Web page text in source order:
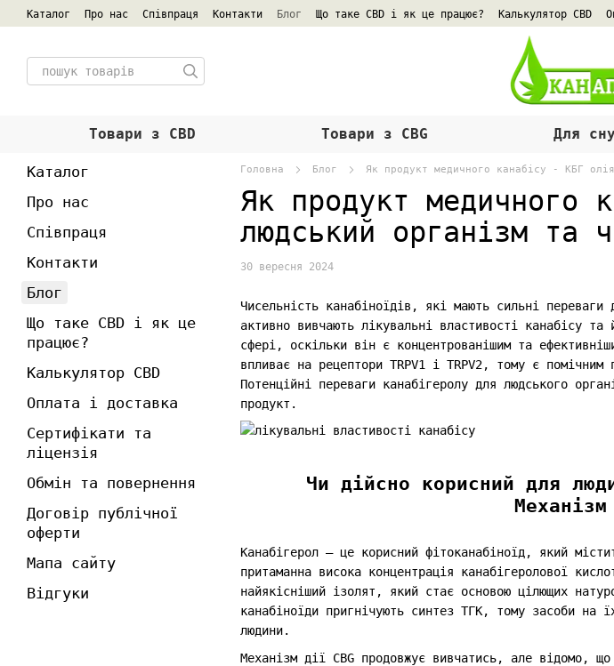
Перейти к основному контенту
Каталог Про нас Співпраця Контакти Блог Що таке CBD і як це працює? Калькулятор CBD
Товари з СBD Товари з CBG Для сну
Головна Блог Як продукт медичного канабісу - КБГ
Як продукт медичного
людський організм та
30 вересня 2024
Чисельність канабіноїдів, які мають сильні
активно вивчають лікувальні властивості канабісу
сфері, оскільки він є концентрованішим та
впливає на рецептори TRPV1 і TRPV2, тому є
Потенційні переваги канабігеролу для людського
продукт.
Чи дійсно корисний для
Канабігерол – це корисний фітоканабіноїд, який
притаманна висока концентрація канабігеролової
найякісніший ізолят, який стає основою цілющих
канабіноїди пригнічують синтез ТГК, тому засоби на
людини.
Механізм дії CBG продовжує вивчатись, але відомо,
Каталог
Про нас
Співпраця
Контакти
Блог
Що таке CBD і як це
працює?
Калькулятор CBD
Оплата і доставка
Сертифікати та
ліцензія
Обмін та повернення
Договір публічної
оферти
Мапа сайту
Відгуки